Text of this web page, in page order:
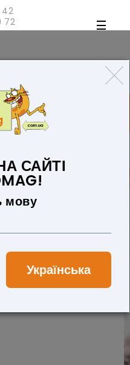
42
72
КІШОК
ТОВАРІВ 0 (0 ГРН)
САЙТІ
мову
Українська